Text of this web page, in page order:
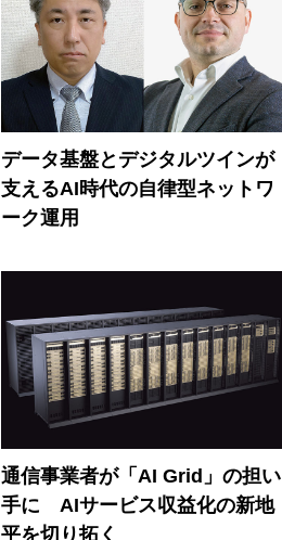
データ基盤とデジタルツインが
支えるAI時代の自律型ネットワ
ーク運用
通信事業者が「AI Grid」の担い
手に AIサービス収益化の新地
平を切り拓く